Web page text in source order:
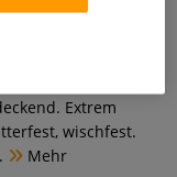
Extrem
wischfest.
Mehr